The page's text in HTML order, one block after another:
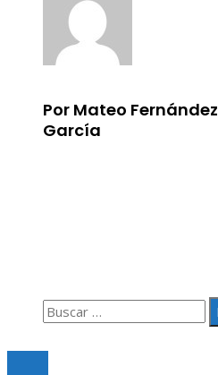
Por Mateo Fernández
García
Buscar: